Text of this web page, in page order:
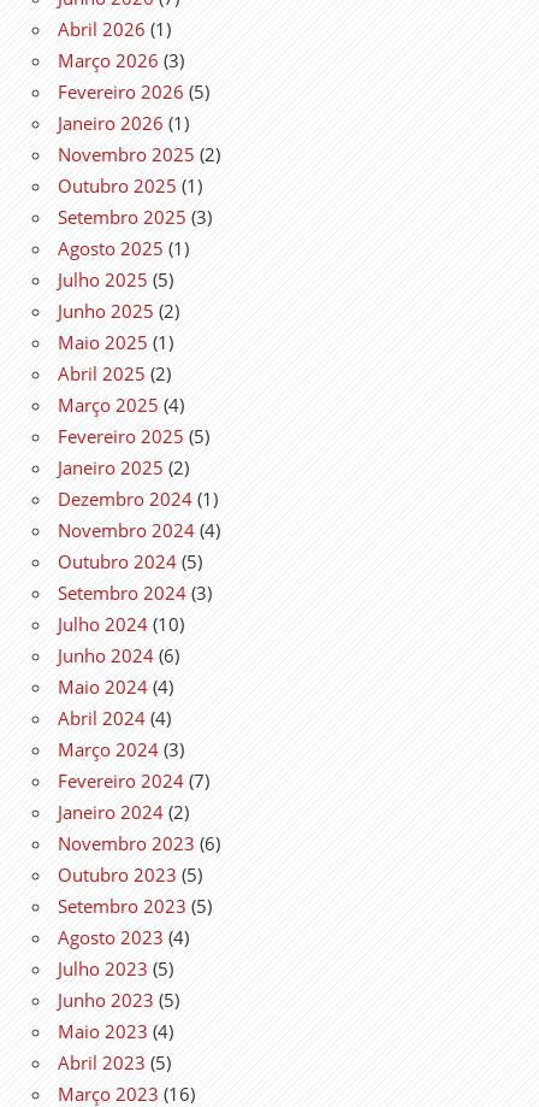
Abril 2026 (1)
Março 2026 (3)
Fevereiro 2026 (5)
Janeiro 2026 (1)
Novembro 2025 (2)
Outubro 2025 (1)
Setembro 2025 (3)
Agosto 2025 (1)
Julho 2025 (5)
Junho 2025 (2)
Maio 2025 (1)
Abril 2025 (2)
Março 2025 (4)
Fevereiro 2025 (5)
Janeiro 2025 (2)
Dezembro 2024 (1)
Novembro 2024 (4)
Outubro 2024 (5)
Setembro 2024 (3)
Julho 2024 (10)
Junho 2024 (6)
Maio 2024 (4)
Abril 2024 (4)
Março 2024 (3)
Fevereiro 2024 (7)
Janeiro 2024 (2)
Novembro 2023 (6)
Outubro 2023 (5)
Setembro 2023 (5)
Agosto 2023 (4)
Julho 2023 (5)
Junho 2023 (5)
Maio 2023 (4)
Abril 2023 (5)
Março 2023 (16)